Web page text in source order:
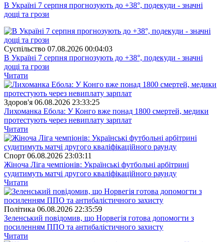
В Україні 7 серпня прогнозують до +38°, подекуди - значні
дощі та грози
Суспiльство 07.08.2026 00:04:03
В Україні 7 серпня прогнозують до +38°, подекуди - значні
дощі та грози
Читати
Здоров'я 06.08.2026 23:33:25
Лихоманка Ебола: У Конго вже понад 1800 смертей, медики
протестують через невиплату зарплат
Читати
Спорт 06.08.2026 23:03:11
Жіноча Ліга чемпіонів: Українські футбольні арбітрині
судитимуть матчі другого кваліфікаційного раунду
Читати
Полiтика 06.08.2026 22:35:59
Зеленський повідомив, що Норвегія готова допомогти з
посиленням ППО та антибалістичного захисту
Читати